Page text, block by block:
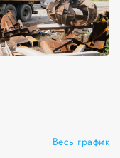
Весь график